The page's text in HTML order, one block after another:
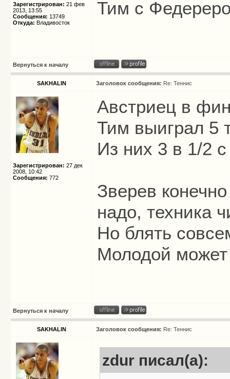
Зарегистрирован: 21 фев
2013, 13:55
Сообщения: 13749
Откуда: Владивосток
Тим с
Вернуться к началу
SAKHALIN Заголовок сообщения: Re: Теннис
Зарегистрирован: 27 дек
2008, 10:42
Сообщения: 772
Австриец в
Тим выиграл 5
Из них 3 в 1/2
Зверев
надо, техника
Но блять
Молодой
Вернуться к началу
SAKHALIN Заголовок сообщения: Re: Теннис
zdur писал(а):